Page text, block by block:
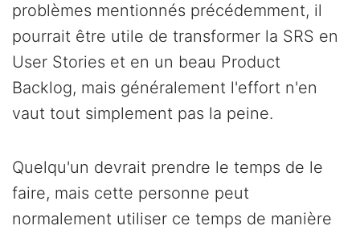
problèmes mentionnés précédemment, il
pourrait être utile de transformer la SRS en
User Stories et en un beau Product
Backlog, mais généralement l'effort n'en
vaut tout simplement pas la peine.
Quelqu'un devrait prendre le temps de le
faire, mais cette personne peut
normalement utiliser ce temps de manière